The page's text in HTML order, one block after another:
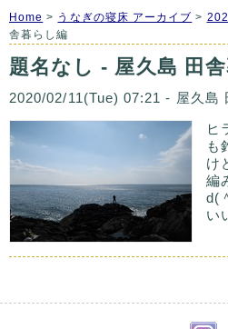
Home > うなぎの寝床 アーカイブ >
舎暮らし編
題名なし - 屋久島 田
2020/02/11(Tue) 07:21 - 屋久島
ヒ
も
け
編
d(
い